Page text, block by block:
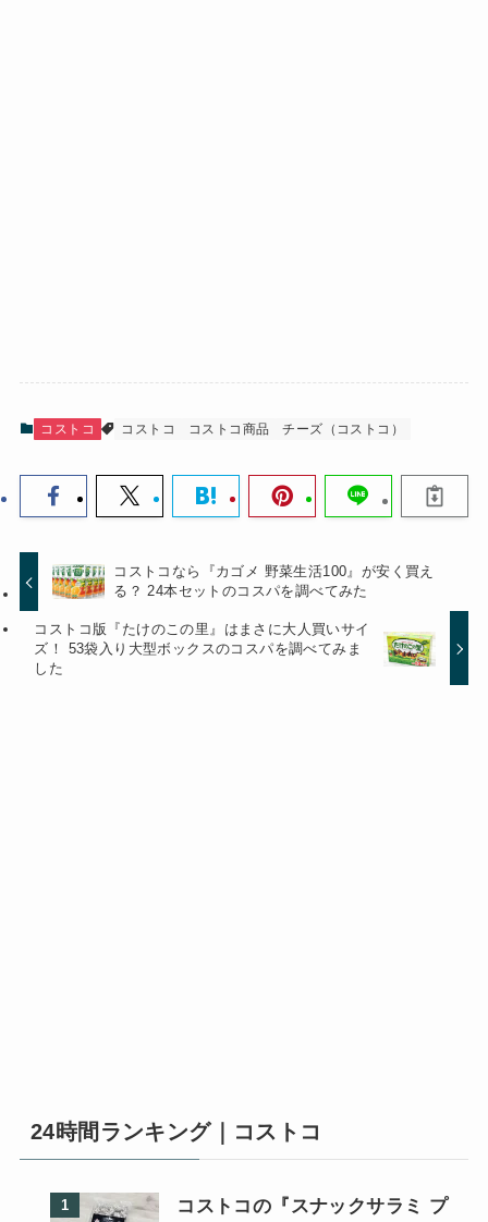
コストコ コストコ コストコ商品 チーズ（コストコ）
コストコなら『カゴメ 野菜生活100』が安く買え
る？ 24本セットのコスパを調べてみた
コストコ版『たけのこの里』はまさに大人買いサイ
ズ！ 53袋入り大型ボックスのコスパを調べてみま
した
24時間ランキング｜コストコ
コストコの『スナックサラミ プ